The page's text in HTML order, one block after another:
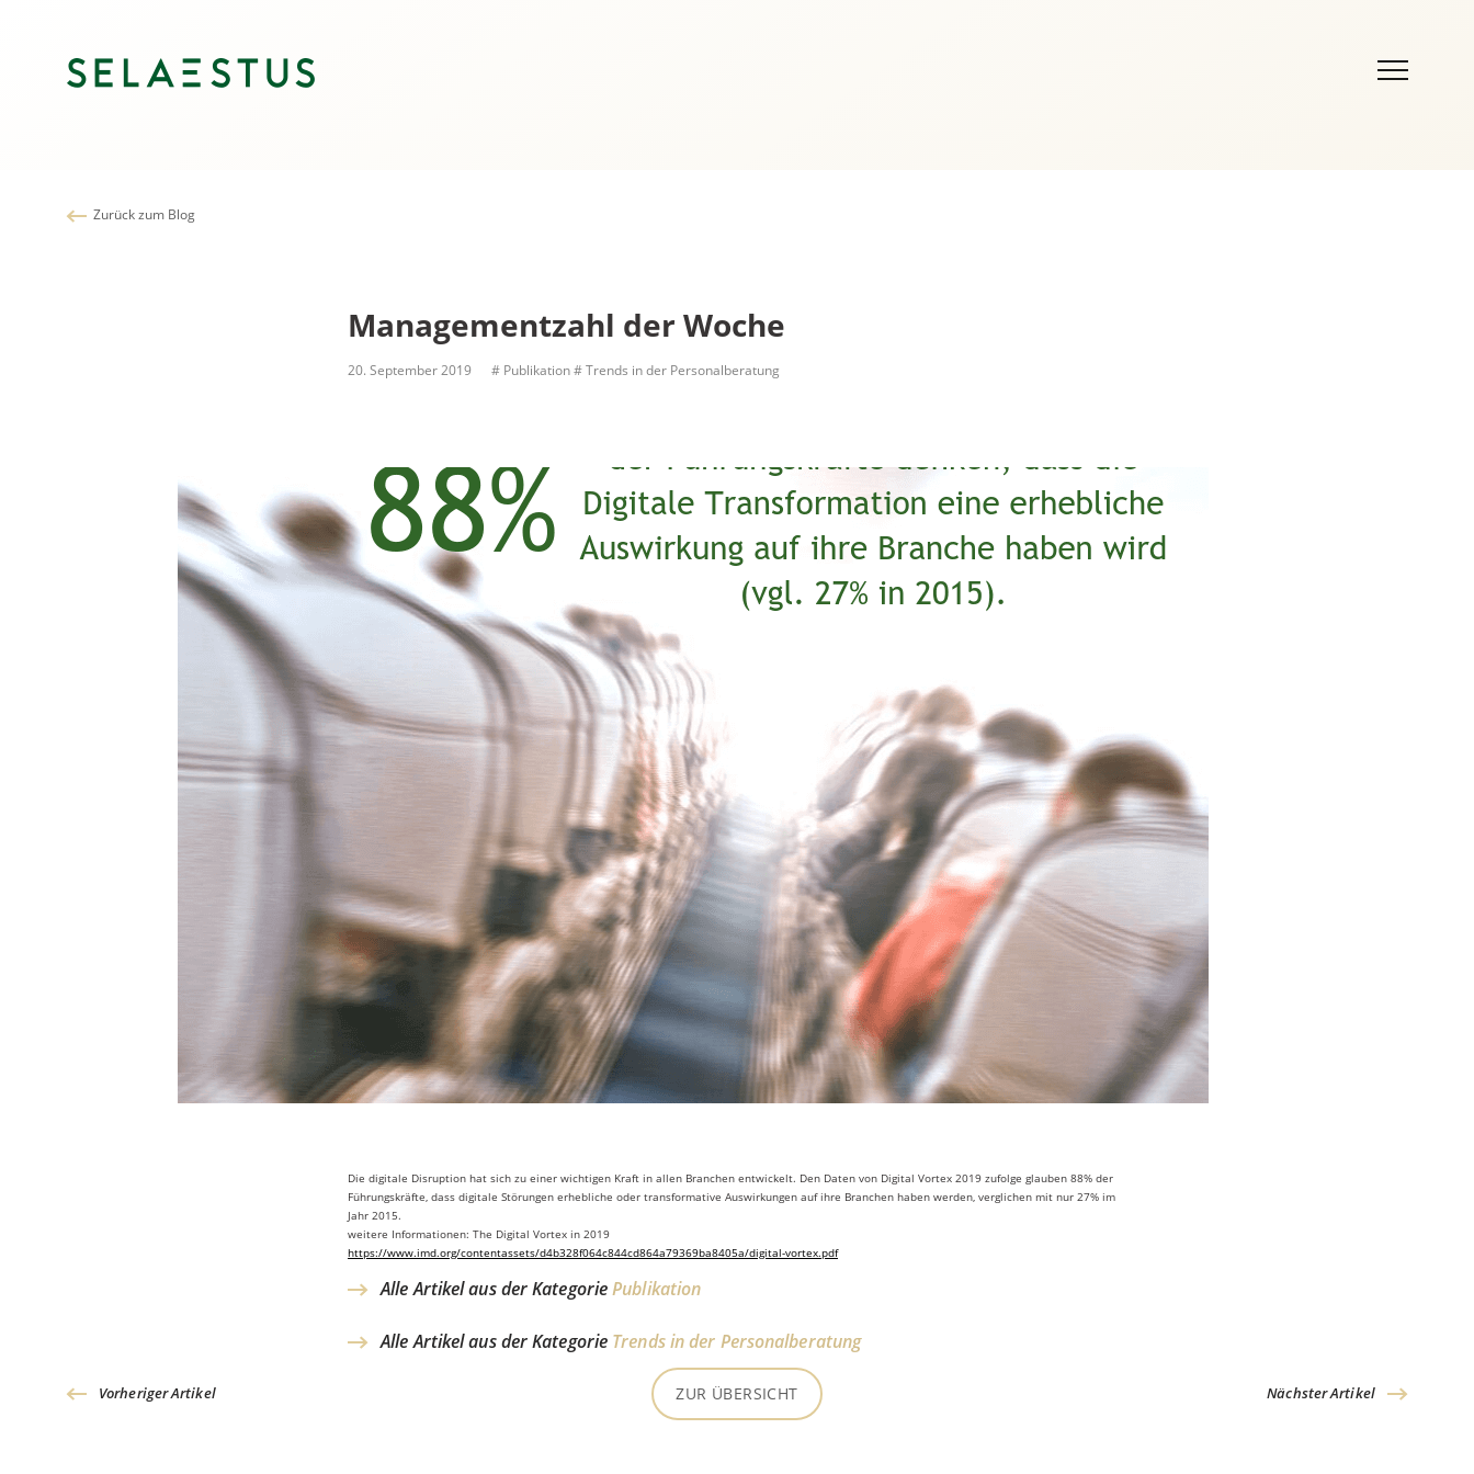
Zurück zum Blog
Managementzahl der Woche
20. September 2019 # Publikation# Trends in der Personalberatung
Die digitale Disruption hat sich zu einer wichtigen Kraft in allen Branchen entwickelt. Den Daten von Digital Vortex 2019 zufolge glauben 88% der
Führungskräfte, dass digitale Störungen erhebliche oder transformative Auswirkungen auf ihre Branchen haben werden, verglichen mit nur 27% im
Jahr 2015.
weitere Informationen: The Digital Vortex in 2019
https://www.imd.org/contentassets/d4b328f064c844cd864a79369ba8405a/digital-vortex.pdf
Alle Artikel aus der KategoriePublikation
Alle Artikel aus der Kategorie Trends in der Personalberatung
Vorheriger Artikel ZUR ÜBERSICHT Nächster Artikel